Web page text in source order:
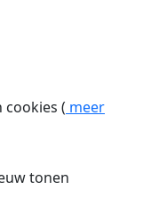
cookies ( meer
tonen